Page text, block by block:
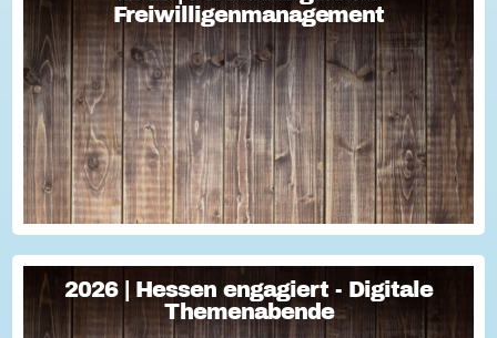
Freiwilligenmanagement
Freiwilligenmanagement
Freiwilligenmanagement Kompakt Strategisches
Freiwilligenmanagement und praktische Umsetzung Im Fokus
Teil 1 Für Engagement begeistern: Freiwillige gewinnen Im
Fokus Teil 2 Eine Frage der H...
2026 | Hessen engagiert - Digitale
Themenabende
2026 | Hessen engagiert - Digitale
Themenabende